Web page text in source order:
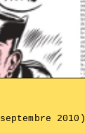
2010)